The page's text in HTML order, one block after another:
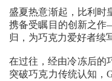
盛夏热意渐起，比利时
携备受瞩目的创新之
归，为巧克力爱好者续
在过往，经由冷冻后的
突破巧克力传统认知，